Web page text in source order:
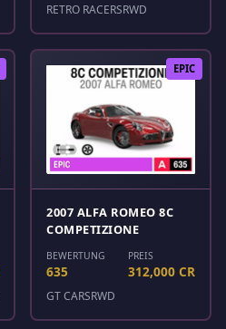
RETRO RACERSRWD
EPIC
2007 ALFA ROMEO 8C
COMPETIZIONE
BEWERTUNG
635
PREIS
312,000 CR
GT CARSRWD